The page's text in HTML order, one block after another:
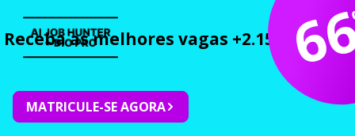
Receba as melhores vagas +2.150 cursos
MATRICULE-SE AGORA